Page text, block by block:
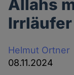
Allahs
Irrläufer
Helmut Ortner
08.11.2024